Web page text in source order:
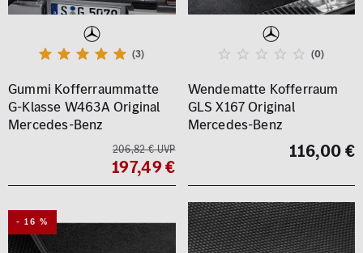
(3)
Gummi Kofferraummatte
G-Klasse W463A Original
Mercedes-Benz
206,82 € UVP
197,49 €
(0)
Wendematte Kofferraum
GLS X167 Original
Mercedes-Benz
116,00 €
- 16 %